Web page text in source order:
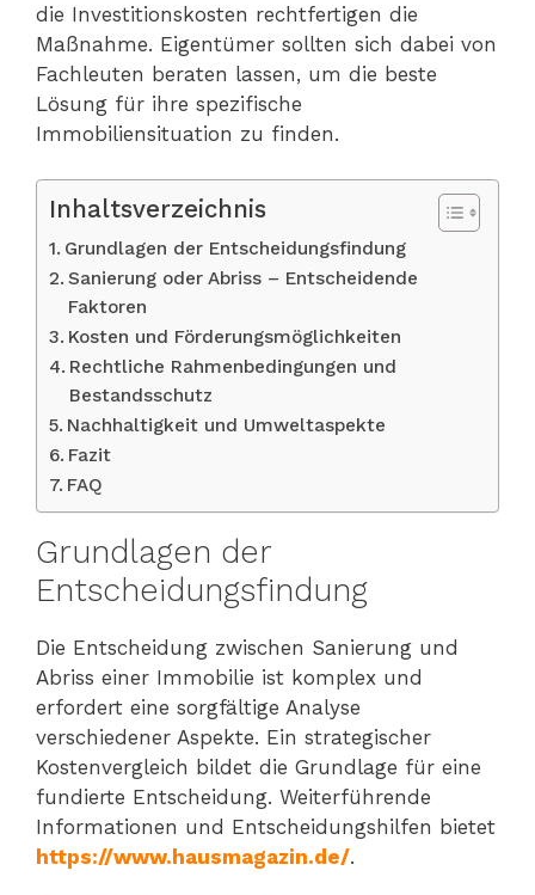
die Investitionskosten rechtfertigen die
Maßnahme. Eigentümer sollten sich dabei von
Fachleuten beraten lassen, um die beste
Lösung für ihre spezifische
Immobiliensituation zu finden.
Inhaltsverzeichnis
Grundlagen der Entscheidungsfindung
Sanierung oder Abriss – Entscheidende
Faktoren
Kosten und Förderungsmöglichkeiten
Rechtliche Rahmenbedingungen und
Bestandsschutz
Nachhaltigkeit und Umweltaspekte
Fazit
FAQ
Grundlagen der
Entscheidungsfindung
Die Entscheidung zwischen Sanierung und
Abriss einer Immobilie ist komplex und
erfordert eine sorgfältige Analyse
verschiedener Aspekte. Ein strategischer
Kostenvergleich bildet die Grundlage für eine
fundierte Entscheidung. Weiterführende
Informationen und Entscheidungshilfen bietet
https://www.hausmagazin.de/.